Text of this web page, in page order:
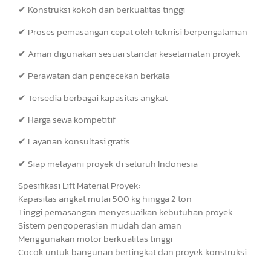
✔ Konstruksi kokoh dan berkualitas tinggi
✔ Proses pemasangan cepat oleh teknisi berpengalaman
✔ Aman digunakan sesuai standar keselamatan proyek
✔ Perawatan dan pengecekan berkala
✔ Tersedia berbagai kapasitas angkat
✔ Harga sewa kompetitif
✔ Layanan konsultasi gratis
✔ Siap melayani proyek di seluruh Indonesia
Spesifikasi Lift Material Proyek:
Kapasitas angkat mulai 500 kg hingga 2 ton
Tinggi pemasangan menyesuaikan kebutuhan proyek
Sistem pengoperasian mudah dan aman
Menggunakan motor berkualitas tinggi
Cocok untuk bangunan bertingkat dan proyek konstruksi